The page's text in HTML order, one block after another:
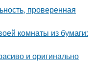
проверенная
комнаты из бумаги:
и оригинально